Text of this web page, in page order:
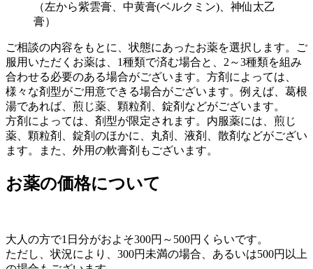
（左から紫雲膏、中黄膏(ベルクミン)、神仙太乙
膏）
ご相談の内容をもとに、状態にあったお薬を選択します。ご
服用いただくお薬は、1種類で済む場合と、2～3種類を組み
合わせる必要のある場合がございます。方剤によっては、
様々な剤型がご用意できる場合がございます。例えば、葛根
湯であれば、煎じ薬、顆粒剤、錠剤などがございます。
方剤によっては、剤型が限定されます。内服薬には、煎じ
薬、顆粒剤、錠剤のほかに、丸剤、液剤、散剤などがござい
ます。また、外用の軟膏剤もございます。
お薬の価格について
大人の方で1日分がおよそ300円～500円くらいです。
ただし、状況により、300円未満の場合、あるいは500円以上